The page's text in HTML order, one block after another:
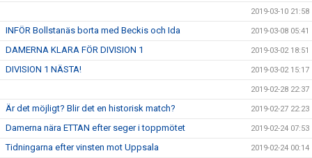
2019-03-10 21:58
INFÖR Bollstanäs borta med Beckis och Ida 2019-03-08 05:41
DAMERNA KLARA FÖR DIVISION 1 2019-03-02 18:51
DIVISION 1 NÄSTA! 2019-03-02 15:17
2019-02-28 22:37
Är det möjligt? Blir det en historisk match? 2019-02-27 22:23
Damerna nära ETTAN efter seger i toppmötet 2019-02-24 07:53
Tidningarna efter vinsten mot Uppsala 2019-02-24 00:14